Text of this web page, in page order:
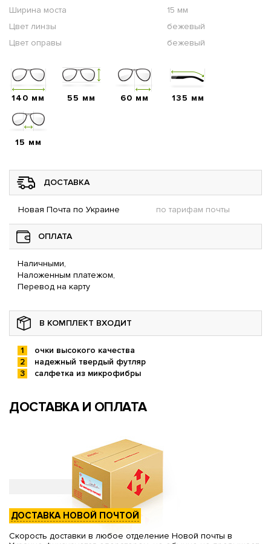
Ширина моста
15 мм
Цвет линзы
бежевый
Цвет оправы
бежевый
140 мм 55 мм 60 мм 135 мм
15 мм
ДОСТАВКА
Новая Почта по Украине по тарифам почты
ОПЛАТА
Наличными,
Наложенным платежом,
Перевод на карту
В КОМПЛЕКТ ВХОДИТ
очки высокого качества
надежный твердый футляр
салфетка из микрофибры
ДОСТАВКА И ОПЛАТА
ДОСТАВКА НОВОЙ ПОЧТОЙ
Скорость доставки в любое отделение Новой почты в